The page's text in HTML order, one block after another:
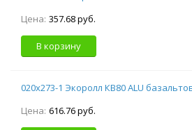
Цена: 357.68 руб.
В корзину
020х273-1 Экоролл КВ80 ALU
Цена: 616.76 руб.